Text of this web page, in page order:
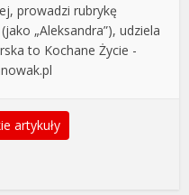
prowadzi rubrykę
„Aleksandra”), udziela
to Kochane Życie -
artykuły